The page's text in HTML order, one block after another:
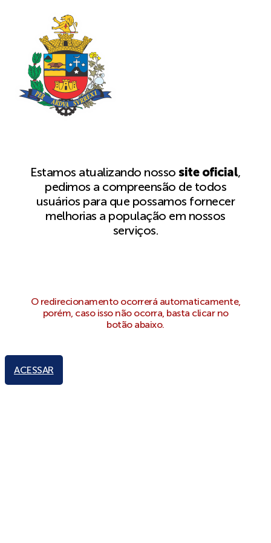
Estamos atualizando nossosite oficial,
pedimos a compreensão de todos
usuários para que possamos fornecer
melhorias a população em nossos
serviços.
O redirecionamento ocorrerá automaticamente,
porém, caso isso não ocorra, basta clicar no
botão abaixo.
ACESSAR